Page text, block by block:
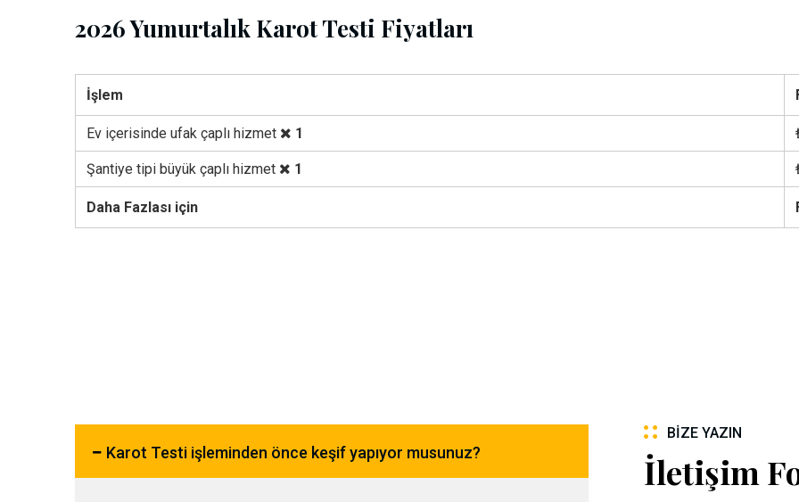
2026 Yumurtalık Karot Testi Fiyatları
İşlem
Ev içerisinde ufak çaplı hizmet 1
Şantiye tipi büyük çaplı hizmet 1
Daha Fazlası için
Karot Testi işleminden önce keşif yapıyor musunuz?
BIZE YAZIN
İletişim